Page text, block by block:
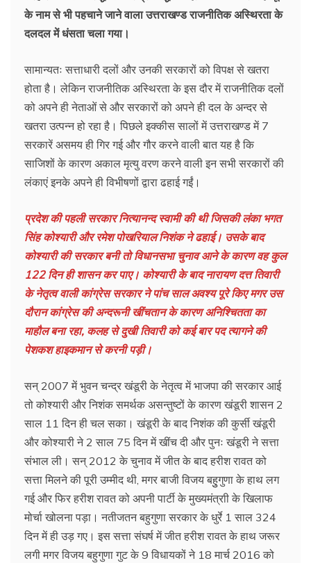
के नाम से भी पहचाने जाने वाला उत्तराखण्ड राजनीतिक अस्थिरता के
दलदल में धंसता चला गया।
सामान्यतः सत्ताधारी दलों और उनकी सरकारों को विपक्ष से खतरा
होता है। लेकिन राजनीतिक अस्थिरता के इस दौर में राजनीतिक दलों
को अपने ही नेताओं से और सरकारों को अपने ही दल के अन्दर से
खतरा उत्पन्न हो रहा है। पिछले इक्कीस सालों में उत्तराखण्ड में 7
सरकारें असमय ही गिर गई और गौर करने वाली बात यह है कि
साजिशों के कारण अकाल मृत्यु वरण करने वाली इन सभी सरकारों की
लंकाएं इनके अपने ही विभीषणों द्वारा ढहाई गईं।
प्रदेश की पहली सरकार नित्यानन्द स्वामी की थी जिसकी लंका भगत
सिंह कोश्यारी और रमेश पोखरियाल निशंक ने ढहाई। उसके बाद
कोश्यारी की सरकार बनी तो विधानसभा चुनाव आने के कारण वह कुल
122 दिन ही शासन कर पाए। कोश्यारी के बाद नारायण दत्त तिवारी
के नेतृत्व वाली कांग्रेस सरकार ने पांच साल अवश्य पूरे किए मगर उस
दौरान कांग्रेस की अन्दरूनी खींचतान के कारण अनिश्चितता का
माहौल बना रहा, कलह से दुखी तिवारी को कई बार पद त्यागने की
पेशकश हाइकमान से करनी पड़ी।
सन् 2007 में भुवन चन्द्र खंडूरी के नेतृत्व में भाजपा की सरकार आई
तो कोश्यारी और निशंक समर्थक असन्तुष्टों के कारण खंडूरी शासन 2
साल 11 दिन ही चल सका। खंडूरी के बाद निशंक की कुर्सी खंडूरी
और कोश्यारी ने 2 साल 75 दिन में खींच दी और पुनः खंडूरी ने सत्ता
संभाल ली। सन् 2012 के चुनाव में जीत के बाद हरीश रावत को
सत्ता मिलने की पूरी उम्मीद थी, मगर बाजी विजय बहुुगुणा के हाथ लग
गई और फिर हरीश रावत को अपनी पार्टी के मुख्यमंत्राी के खिलाफ
मोर्चा खोलना पड़ा। नतीजतन बहुगुणा सरकार के धुर्रे 1 साल 324
दिन में ही उड़ गए। इस सत्ता संघर्ष में जीत हरीश रावत के हाथ जरूर
लगी मगर विजय बहुगुणा गुट के 9 विधायकों ने 18 मार्च 2016 को